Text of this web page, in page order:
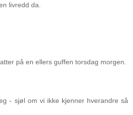
livredd da.
på en ellers guffen torsdag morgen.
- sjøl om vi ikke kjenner hverandre så